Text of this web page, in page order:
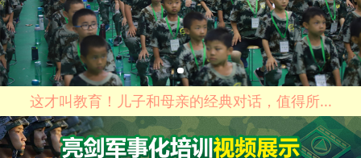
这才叫教育！儿子和母亲的经典对话，值得所...